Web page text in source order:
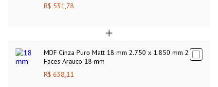
R$ 531,78
MDF Cinza Puro Matt 18 mm 2.750 x 1.850 mm 2
Faces Arauco 18 mm
R$ 638,11